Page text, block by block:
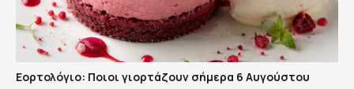
Εορτολόγιο: Ποιοι γιορτάζουν σήμερα 6 Αυγούστου